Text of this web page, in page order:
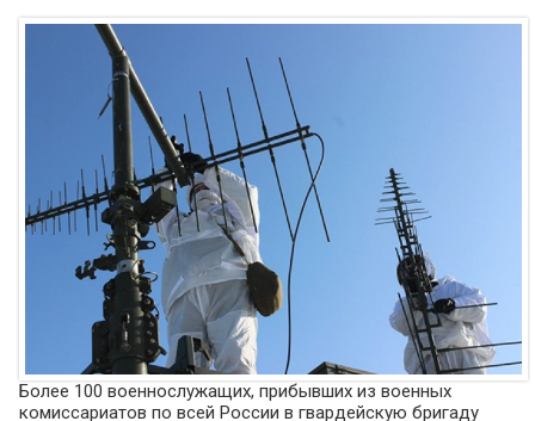
Более 100 военнослужащих, прибывших из военных
комиссариатов по всей России в гвардейскую бригаду